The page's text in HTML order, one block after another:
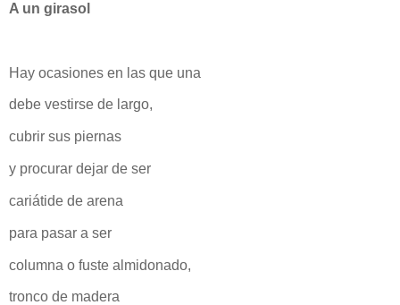
A un girasol
Hay ocasiones en las que una
debe vestirse de largo,
cubrir sus piernas
y procurar dejar de ser
cariátide de arena
para pasar a ser
columna o fuste almidonado,
tronco de madera